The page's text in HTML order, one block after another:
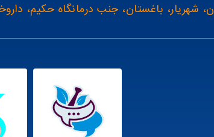
شهریار، باغستان، جنب درمانگاه حکیم،